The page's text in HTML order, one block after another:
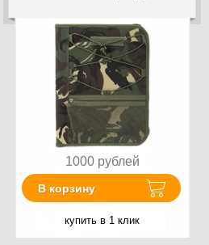
1000 рублей
В корзину
купить в 1 клик